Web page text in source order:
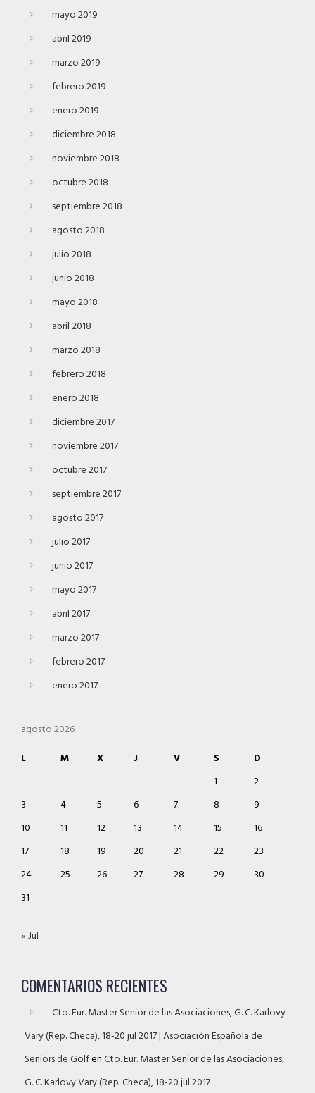
mayo 2019
abril 2019
marzo 2019
febrero 2019
enero 2019
diciembre 2018
noviembre 2018
octubre 2018
septiembre 2018
agosto 2018
julio 2018
junio 2018
mayo 2018
abril 2018
marzo 2018
febrero 2018
enero 2018
diciembre 2017
noviembre 2017
octubre 2017
septiembre 2017
agosto 2017
julio 2017
junio 2017
mayo 2017
abril 2017
marzo 2017
febrero 2017
enero 2017
agosto 2026
L
M X J V S
D
1
2
3
4 5 6 7 8
9
10
11 12 13 14 15
16
17
18 19 20 21 22
23
24
25 26 27 28 29
30
31
« Jul
COMENTARIOS RECIENTES
Cto. Eur. Master Senior de las Asociaciones, G. C. Karlovy
Vary (Rep. Checa), 18-20 jul 2017 | Asociación Española de
Seniors de GolfenCto. Eur. Master Senior de las Asociaciones,
G. C. Karlovy Vary (Rep. Checa), 18-20 jul 2017